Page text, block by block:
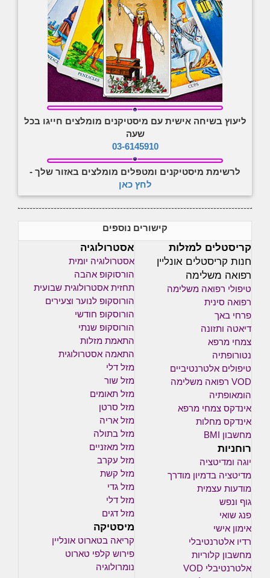
ליעוץ בשיחה אישית עם מיסטיקנים מומלצים חייגו בכל
שעה
03-6145910
לרשימת מיסטיקנים ומטפלים מומלצים באזור שלך -
לחץ כאן
קישורים נוספים
קריסטלים למזלות
חנות קריסטלים אונליין
רפואה משלימה
טיפולי רפואה משלימה
רפואה סינית
פרחי באך
דיאטה ותזונה
צמחי מרפא
נטורופתיה
טיפולים אלטרנטיביים
VOD רפואה משלימה
הומאופתיה
אינדקס צמחי מרפא
אינדקס מחלות
מחשבון BMI
רוחניות
יוגה ומדיטציה
מדיטציה בדמיון מודרך
מודעות עצמית
גוף ונפש
פנג שואי
אימון אישי
רדיו אלטרנטיבלי
מחשבון קלוריות
אלטרנטיבלי VOD
אסטרולוגיה
אסטרולוגיה יומית
הורסוקופ אהבה
תחזית אסטרולוגית שבועית
הורוסקופ לנוער וצעירים
הורוסקופ חודשי
הורוסקופ שנתי
התאמת מזלות
התאמה אסטרולוגית
מזל דלי
מזל שור
מזל תאומים
מזל סרטן
מזל אריה
מזל בתולה
מזל מאזניים
מזל עקרב
מזל קשת
מזל גדי
מזל דלי
מזל דגים
מיסטיקה
קריאה בטארוט אונליין
פירוש קלפי טארוט
נומרולוגיה